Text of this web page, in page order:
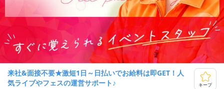
来社&面接不要★激短1日～日払いでお給料は即GET！人
気ライブやフェスの運営サポート♪
キープ